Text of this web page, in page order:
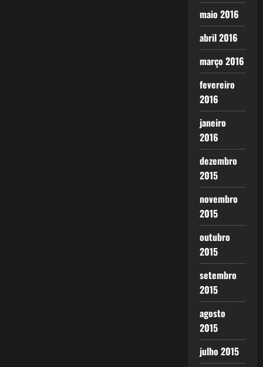
maio 2016
abril 2016
março 2016
fevereiro
2016
janeiro
2016
dezembro
2015
novembro
2015
outubro
2015
setembro
2015
agosto
2015
julho 2015